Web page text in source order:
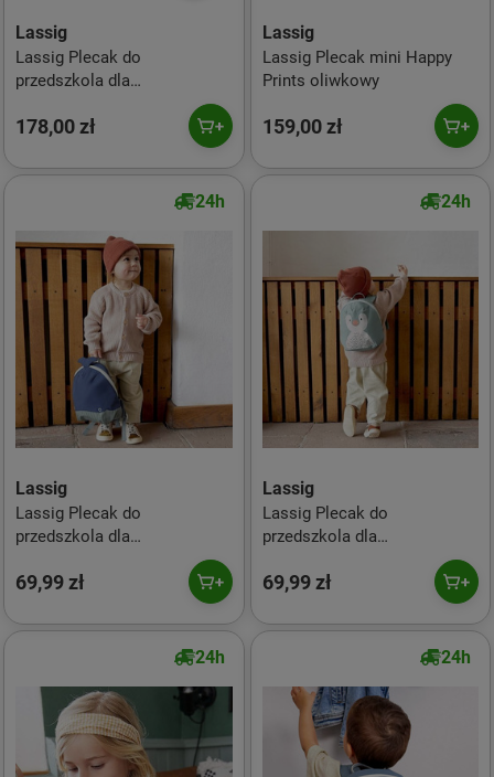
Lassig
Lassig Plecak do
przedszkola dla
przedszkolaka Happy Prints
karmelowy
178,00 zł
Lassig
Lassig Plecak mini Happy
Prints oliwkowy
159,00 zł
24h
Lassig
Lassig Plecak do
przedszkola dla
przedszkolaka About Friends
Wieloryb
69,99 zł
24h
Lassig
Lassig Plecak do
przedszkola dla
przedszkolaka About Friends
Pingwin
69,99 zł
24h 24h